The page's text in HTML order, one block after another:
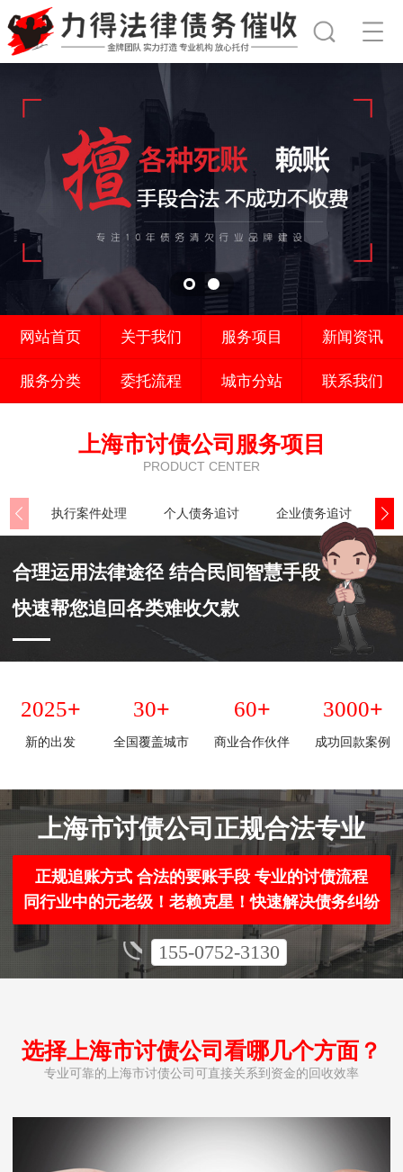
网站首页 关于我们 服务项目 新闻资讯
服务分类 委托流程 城市分站 联系我们
上海市讨债公司服务项目
PRODUCT CENTER
执行案件处理 个人债务追讨 企业债务追讨
合理运用法律途径 结合民间智慧手段
快速帮您追回各类难收欠款
2025+
新的出发
30+
全国覆盖城市
60+
商业合作伙伴
3000+
成功回款案例
上海市讨债公司正规合法专业
正规追账方式 合法的要账手段 专业的讨债流程
同行业中的元老级！老赖克星！快速解决债务纠纷
155-0752-3130
选择上海市讨债公司看哪几个方面？
专业可靠的上海市讨债公司可直接关系到资金的回收效率